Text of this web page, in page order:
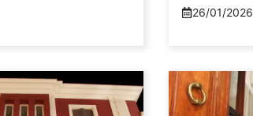
26/01/2026